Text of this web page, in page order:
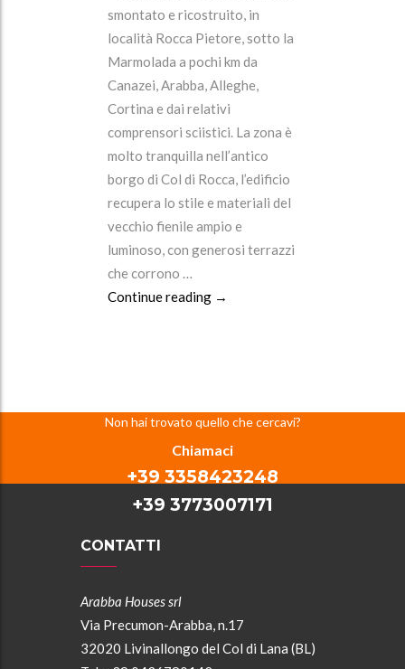
smontato e ricostruito, in
località Rocca Pietore, sotto la
Marmolada a pochi km da
Canazei, Arabba, Alleghe,
Cortina e dai relativi
comprensori sciistici. La zona è
molto tranquilla nell’antico
borgo di Col di Rocca, l’edificio
recupera lo stile e materiali del
vecchio fienile ampio e
luminoso, con generosi terrazzi
che corrono …
Continue reading Elegante Chalet a Rocca
→
Non hai trovato quello che cercavi?
Chiamaci
+39 3358423248
+39 3773007171
CONTATTI
Arabba Houses srl
Via Precumon-Arabba, n.17
32020 Livinallongo del Col di Lana (BL)